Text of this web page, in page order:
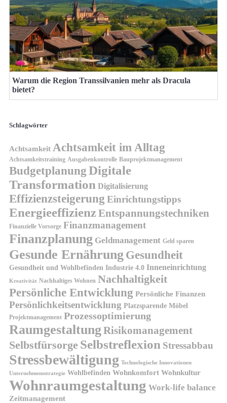
Warum die Region Transsilvanien mehr als Dracula
bietet?
Schlagwörter
Achtsamkeit Achtsamkeit im Alltag
Achtsamkeitstraining Ausgabenkontrolle Bauprojektmanagement
BudgetplanungDigitale
Transformation Digitalisierung
Effizienzsteigerung Einrichtungstipps
EnergieeffizienzEntspannungstechniken
Finanzielle Vorsorge Finanzmanagement
Finanzplanung Geldmanagement Geld sparen
Gesunde Ernährung Gesundheit
Gesundheit und Wohlbefinden Industrie 4.0 Inneneinrichtung
Kreativität Nachhaltiges Wohnen Nachhaltigkeit
Persönliche Entwicklung Persönliche Finanzen
Persönlichkeitsentwicklung Platzsparende Möbel
Projektmanagement Prozessoptimierung
Raumgestaltung Risikomanagement
Selbstfürsorge Selbstreflexion Stressabbau
Stressbewältigung Technologische Innovationen
Unternehmensstrategie Wohlbefinden Wohnkomfort Wohnkultur
Wohnraumgestaltung Work-life balance
Zeitmanagement